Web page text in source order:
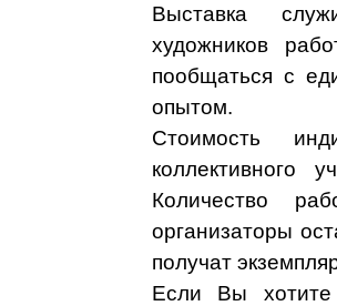
Выставка
художников
пообщаться с
опытом.
Стоимость
коллективного
Количество
организаторы
получат
Если Вы хотите